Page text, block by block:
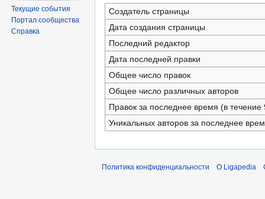
Создатель страницы
Дата создания страницы
Последний редактор
Дата последней правки
Общее число правок
Общее число различных авторов
Правок за последнее время (в течение
Уникальных авторов за последнее
Текущие события
Портал сообщества
Справка
Политика конфиденциальности О Ligapedia